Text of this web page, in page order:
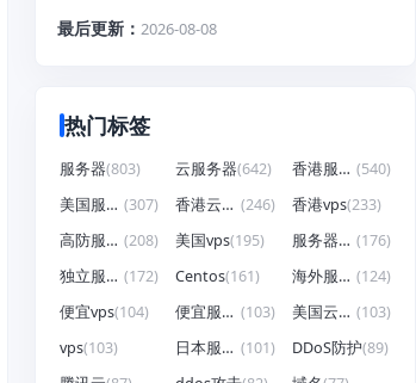
最后更新
2026-08-08
热门标签
服务器(803) 云服务器(642) 香港服务器 (540)
美国服务器 (307) 香港云服务器 (246) 香港vps(233)
高防服务器 (208) 美国vps(195) 服务器租用 (176)
独立服务器 (172) Centos(161) 海外服务器 (124)
便宜vps(104) 便宜服务器 (103) 美国云服务器 (103)
vps(103) 日本服务器 (101) DDoS防护(89)